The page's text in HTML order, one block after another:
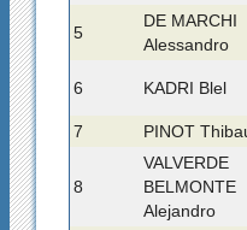
5
DE MARCHI
Alessandro
6 KADRI Blel
7 PINOT
8
VALVERDE
BELMONTE
Alejandro